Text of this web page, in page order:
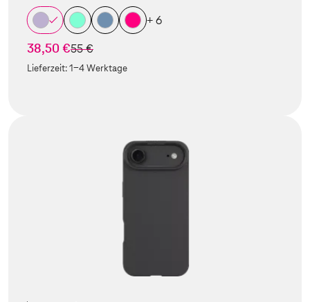
+ 6
38,50 €statt
55 €
Lieferzeit:1-4 Werktage